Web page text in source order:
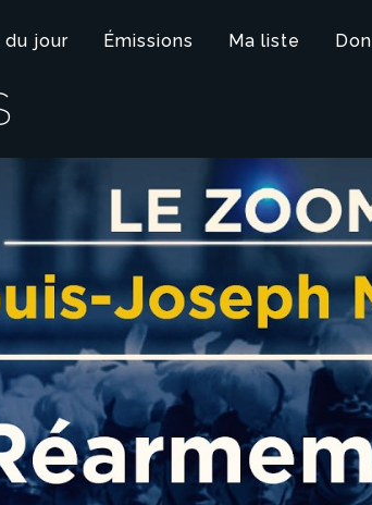
du jour Émissions Ma liste Don